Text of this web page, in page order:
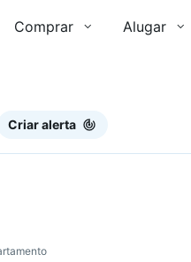
Comprar Alugar
Criar alerta
Redecorar